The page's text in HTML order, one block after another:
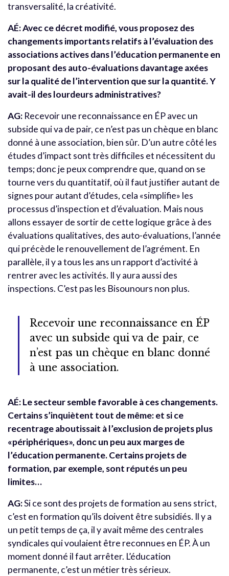
transversalité, la créativité.
AÉ: Avec ce décret modifié, vous proposez des
changements importants relatifs à l’évaluation des
associations actives dans l’éducation permanente en
proposant des auto-évaluations davantage axées
sur la qualité de l’intervention que sur la quantité. Y
avait-il des lourdeurs administratives?
AG: Recevoir une reconnaissance en ÉP avec un
subside qui va de pair, ce n’est pas un chèque en blanc
donné à une association, bien sûr. D’un autre côté les
études d’impact sont très difficiles et nécessitent du
temps; donc je peux comprendre que, quand on se
tourne vers du quantitatif, où il faut justifier autant de
signes pour autant d’études, cela «simplifie» les
processus d’inspection et d’évaluation. Mais nous
allons essayer de sortir de cette logique grâce à des
évaluations qualitatives, des auto-évaluations, l’année
qui précède le renouvellement de l’agrément. En
parallèle, il y a tous les ans un rapport d’activité à
rentrer avec les activités. Il y aura aussi des
inspections. C’est pas les Bisounours non plus.
Recevoir une reconnaissance en ÉP
avec un subside qui va de pair, ce
n’est pas un chèque en blanc donné
à une association.
AÉ: Le secteur semble favorable à ces changements.
Certains s’inquiètent tout de même: et si ce
recentrage aboutissait à l’exclusion de projets plus
«périphériques», donc un peu aux marges de
l’éducation permanente. Certains projets de
formation, par exemple, sont réputés un peu
limites…
AG:Si ce sont des projets de formation au sens strict,
c’est en formation qu’ils doivent être subsidiés. Il y a
un petit temps de ça, il y avait même des centrales
syndicales qui voulaient être reconnues en ÉP. À un
moment donné il faut arrêter. L’éducation
permanente, c’est un métier très sérieux.